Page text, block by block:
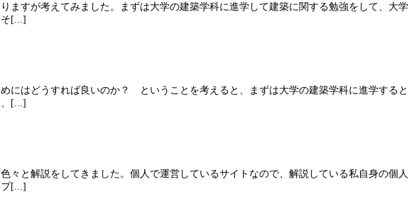
すが考えてみました。まずは大学の建築学科に進学して建築に関する勉強をして、大学
[...]
にはどうすれば良いのか？ ということを考えると、まずは大学の建築学科に進学すると
[...]
と解説をしてきました。個人で運営しているサイトなので、解説している私自身の個人
[...]